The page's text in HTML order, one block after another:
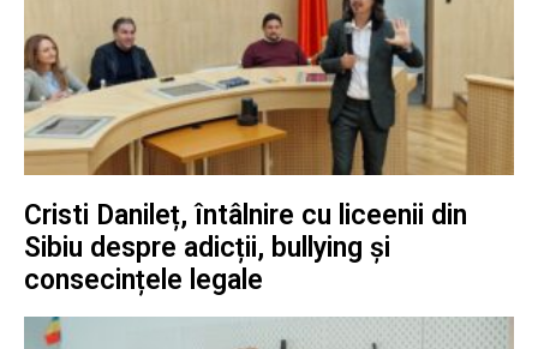
Cristi Danileț, întâlnire cu liceenii din
Sibiu despre adicții, bullying și
consecințele legale